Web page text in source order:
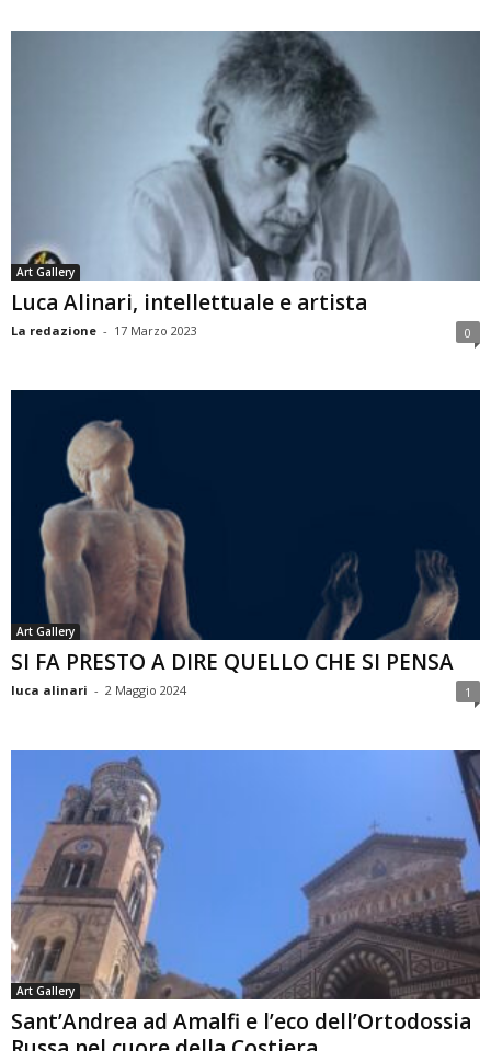
Art Gallery
Luca Alinari, intellettuale e artista
La redazione - 17 Marzo 2023 0
Art Gallery
SI FA PRESTO A DIRE QUELLO CHE SI PENSA
luca alinari - 2 Maggio 2024 1
Art Gallery
Sant’Andrea ad Amalfi e l’eco dell’Ortodossia